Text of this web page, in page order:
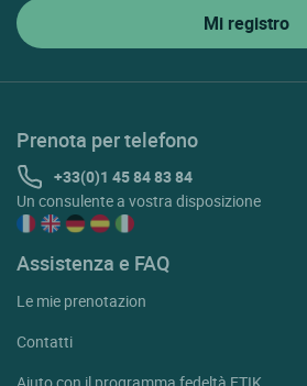
Prenota per telefono
+33(0)1 45 84 83 84
Un consulente a vostra disposizione
Assistenza e FAQ
Le mie prenotazion
Contatti